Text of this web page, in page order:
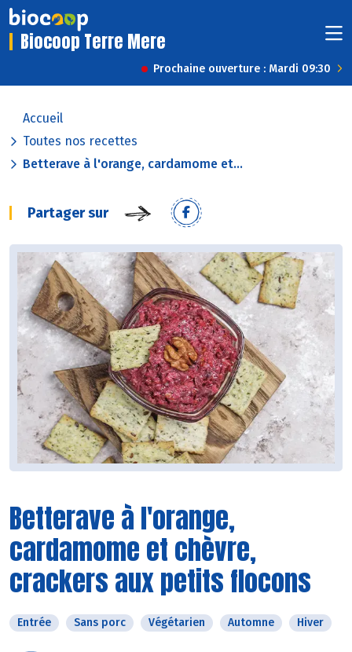
Biocoop Terre Mere
Prochaine ouverture : Mardi 09:30
Accueil
Toutes nos recettes
Betterave à l'orange, cardamome et...
Partager sur
Betterave à l'orange,
cardamome et chèvre,
crackers aux petits flocons
Entrée Sans porc Végétarien Automne Hiver